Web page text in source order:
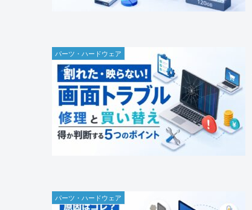
パーツ・ハードウェア
パーツ・ハードウェア